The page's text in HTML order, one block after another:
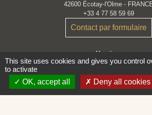
42600 Écotay-l'Olme -
+33 4 77 58 59 69
Contact par formulaire
Horaires
Lundi : 9H30 - 12H30
Mercredi : Fermé
Jeudi : 9H30 - 12H30
This site uses cookies and gives you control
to activate
OK, accept all
Deny all cookies